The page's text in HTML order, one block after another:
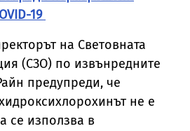
19
на Световната
(СЗО) по извънредните
предупреди, че
не е
се използва в